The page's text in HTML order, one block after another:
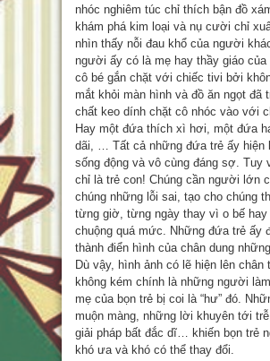
nhóc nghiêm túc chỉ thích bận đồ
khám phá kim loại và nụ cười chỉ
nhìn thấy nỗi đau khổ của người
người ấy có là mẹ hay thầy giáo của
cô bé gắn chặt với chiếc tivi bởi
mắt khỏi màn hình và đồ ăn ngọt đã
chất keo dính chặt cô nhóc vào với
Hay một đứa thích xì hơi, một đứa
dãi, … Tất cả những đứa trẻ ấy hiện
sống động và vô cùng đáng sợ. Tuy
chỉ là trẻ con! Chúng cần người lớn
chúng những lỗi sai, tạo cho chúng
từng giờ, từng ngày thay vì o bế hay
chuộng quá mức. Những đứa trẻ ấy
thành điển hình của chân dung
Dù vậy, hình ảnh có lẽ hiện lên chân
không kém chính là những người
mẹ của bọn trẻ bị coi là “hư” đó.
muộn màng, những lời khuyên tới
giải pháp bất đắc dĩ… khiến bọn trẻ
khó ưa và khó có thể thay đổi.